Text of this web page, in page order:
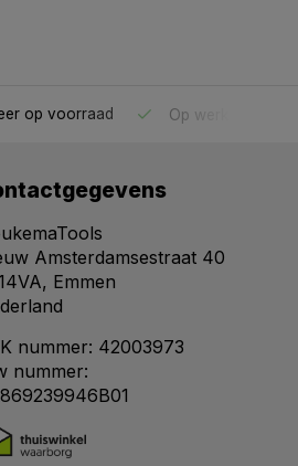
op voorraad Op werkdagen
Amsterdamsestraat 40
Emmen
nummer: 42003973
nummer: